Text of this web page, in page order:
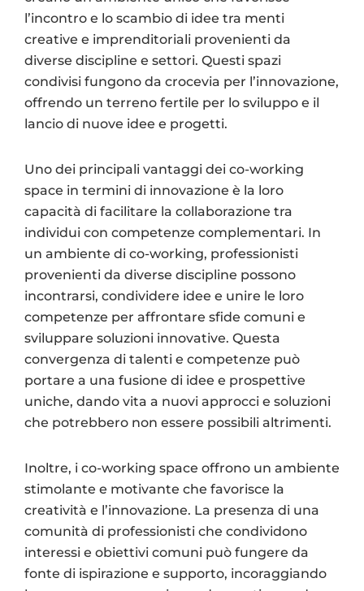
l’incontro e lo scambio di idee tra menti
creative e imprenditoriali provenienti da
diverse discipline e settori. Questi spazi
condivisi fungono da crocevia per l’innovazione,
offrendo un terreno fertile per lo sviluppo e il
lancio di nuove idee e progetti.
Uno dei principali vantaggi dei co-working
space in termini di innovazione è la loro
capacità di facilitare la collaborazione tra
individui con competenze complementari. In
un ambiente di co-working, professionisti
provenienti da diverse discipline possono
incontrarsi, condividere idee e unire le loro
competenze per affrontare sfide comuni e
sviluppare soluzioni innovative. Questa
convergenza di talenti e competenze può
portare a una fusione di idee e prospettive
uniche, dando vita a nuovi approcci e soluzioni
che potrebbero non essere possibili altrimenti.
Inoltre, i co-working space offrono un ambiente
stimolante e motivante che favorisce la
creatività e l’innovazione. La presenza di una
comunità di professionisti che condividono
interessi e obiettivi comuni può fungere da
fonte di ispirazione e supporto, incoraggiando